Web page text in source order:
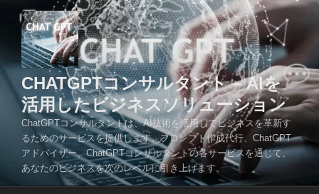
ツ
CHATGPTコンサルタント – AIを
活用したビジネスソリューション
ChatGPTコンサルタントは、AI技術を活用してビジネスを革新す
るためのサービスを提供します。プロンプト作成代行、ChatGPT
アドバイザー、ChatGPTコンサルタントの各サービスを通じて、
あなたのビジネスを次のレベルに引き上げます。